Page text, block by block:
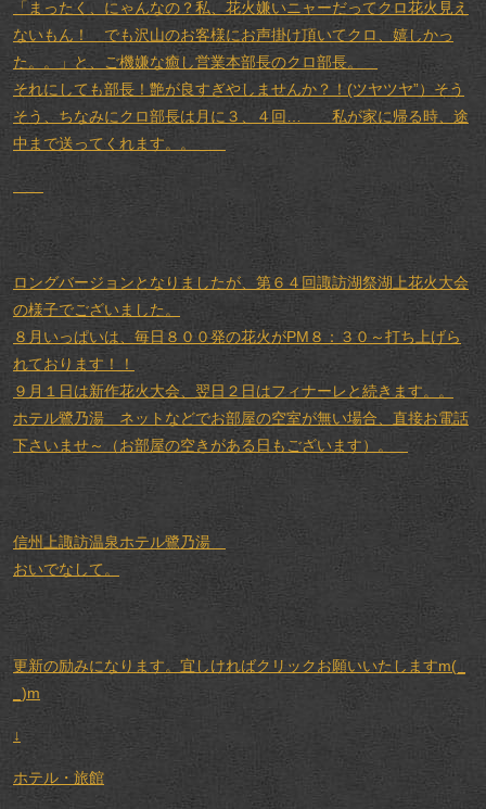
「まったく、にゃんなの？私、花火嫌いニャーだってクロ花火見え
ないもん！ でも沢山のお客様にお声掛け頂いてクロ、嬉しかっ
た。。」と、ご機嫌な癒し営業本部長のクロ部長。
それにしても部長！艶が良すぎやしませんか？！(ツヤツヤ”）そう
そう、ちなみにクロ部長は月に３、４回… 私が家に帰る時、途
中まで送ってくれます。。
ロングバージョンとなりましたが、第６４回諏訪湖祭湖上花火大会
の様子でございました。
８月いっぱいは、毎日８００発の花火がPM８：３０～打ち上げら
れております！！
９月１日は新作花火大会、翌日２日はフィナーレと続きます。。
ホテル鷺乃湯 ネットなどでお部屋の空室が無い場合、直接お電話
下さいませ～（お部屋の空きがある日もございます）。
信州上諏訪温泉ホテル鷺乃湯
おいでなして。
更新の励みになります。宜しければクリックお願いいたしますm(_
_)m
↓
ホテル・旅館